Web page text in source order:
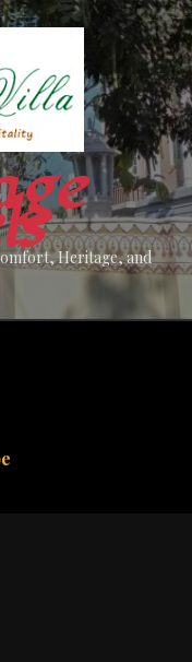
Heritage, and